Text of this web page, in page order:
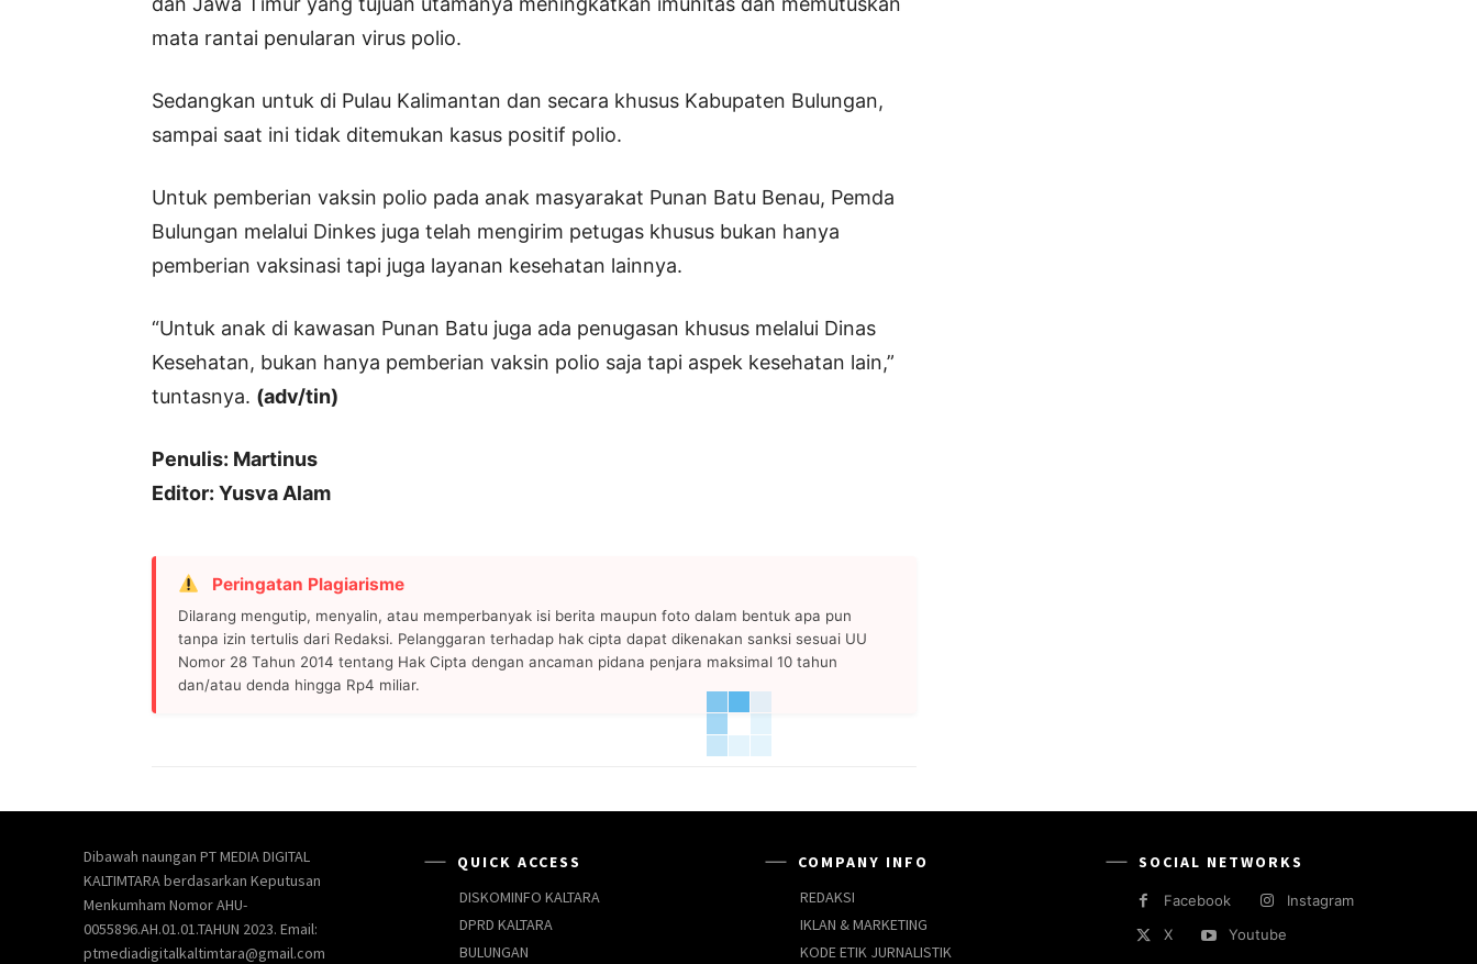
mata rantai penularan virus polio.
Sedangkan untuk di Pulau Kalimantan dan secara khusus Kabupaten Bulungan,
sampai saat ini tidak ditemukan kasus positif polio.
Untuk pemberian vaksin polio pada anak masyarakat Punan Batu Benau, Pemda
Bulungan melalui Dinkes juga telah mengirim petugas khusus bukan hanya
pemberian vaksinasi tapi juga layanan kesehatan lainnya.
“Untuk anak di kawasan Punan Batu juga ada penugasan khusus melalui Dinas
Kesehatan, bukan hanya pemberian vaksin polio saja tapi aspek kesehatan lain,”
tuntasnya. (adv/tin)
Penulis: Martinus
Editor: Yusva Alam
Peringatan Plagiarisme
Dilarang mengutip, menyalin, atau memperbanyak isi berita maupun foto dalam bentuk apa pun
tanpa izin tertulis dari Redaksi. Pelanggaran terhadap hak cipta dapat dikenakan sanksi sesuai UU
Nomor 28 Tahun 2014 tentang Hak Cipta dengan ancaman pidana penjara maksimal 10 tahun
dan/atau denda hingga Rp4 miliar.
Dibawah naungan PT MEDIA DIGITAL
KALTIMTARA berdasarkan Keputusan
Menkumham Nomor AHU-
0055896.AH.01.01.TAHUN 2023. Email:
ptmediadigitalkaltimtara@gmail.com
QUICK ACCESS
DISKOMINFO KALTARA
DPRD KALTARA
BULUNGAN
COMPANY INFO
REDAKSI
IKLAN & MARKETING
KODE ETIK JURNALISTIK
SOCIAL NETWORKS
Facebook
Instagram
X
Youtube